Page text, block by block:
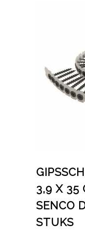
3,9 X 35
SENCO
STUKS